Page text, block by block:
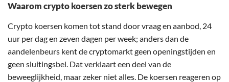
Waarom crypto koersen zo sterk bewegen
Crypto koersen komen tot stand door vraag en aanbod, 24
uur per dag en zeven dagen per week; anders dan de
aandelenbeurs kent de cryptomarkt geen openingstijden en
geen sluitingsbel. Dat verklaart een deel van de
beweeglijkheid, maar zeker niet alles. De koersen reageren op